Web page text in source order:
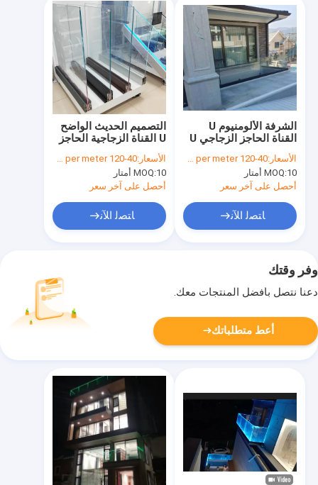
التصميم الحديث الواضح
U القناة الزجاجية الحاجز
مع الزجاج المقاوم
الأسعار:40-120 dollars per meter
MOQ:10 أمتار
أحصل على آخر سعر
ﺎﺘﺼﻟ ﺍﻶﻧ
الشرفة الألومنيوم U
القناة الحاجز الزجاجي U
القناة المستدامة الرصيف
الأسعار:40-120 dollars per meter
MOQ:10 أمتار
أحصل على آخر سعر
ﺎﺘﺼﻟ ﺍﻶﻧ
وفر وقتك
دعنا نتصل بأفضل المنتجات معك.
أعط متطلباتك